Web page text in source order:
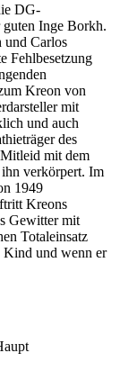
DG-
guten Inge Borkh.
und Carlos
Fehlbesetzung
Kreon von
mit
und auch
des
mit dem
verkörpert. Im
1949
Kreons
Gewitter mit
Totaleinsatz
Kind und wenn er